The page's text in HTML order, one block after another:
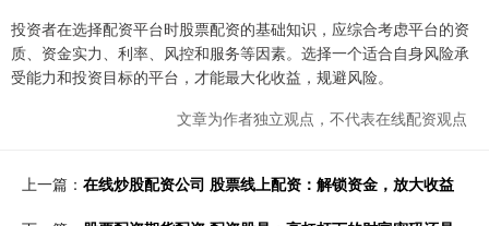
投资者在选择配资平台时股票配资的基础知识，应综合考虑平台的资
质、资金实力、利率、风控和服务等因素。选择一个适合自身风险承
受能力和投资目标的平台，才能最大化收益，规避风险。
文章为作者独立观点，不代表在线配资观点
上一篇： 在线炒股配资公司 股票线上配资：解锁资金，放大收益